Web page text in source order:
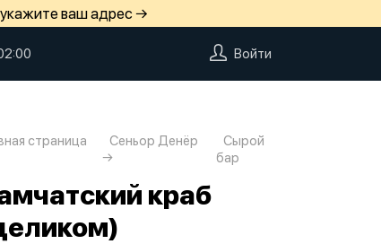
ваш адрес →
Войти
страница Сеньор Денёр
Сырой
бар
краб